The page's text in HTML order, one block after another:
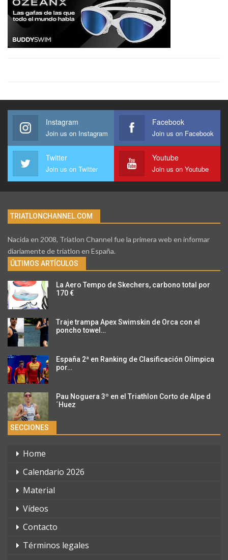
Instagram
Join us on Instagram
Facebook
Join us on Facebook
Twitter
Join us on Twitter
Youtube
Join us on Youtube
TRIATLONCHANNEL.COM
Nacida en 2008, Triatlon Channel fue la primera web en informar
diariamente de triatlon en España.
ÚLTIMOS ARTÍCULOS
La Aero Tempo de Skechers, carbono total por
170 €
Traje trampa Apex Swimskin de Orca con el
poncho towel…
España 2ª en Ranking de Clasificación Olímpica
por…
Pau Noguera 3º en el Triathlon Corto de Alpe d
´Huez
SECCIONES
Home
Calendario 2026
Material
Vídeos
Contacto
Términos legales